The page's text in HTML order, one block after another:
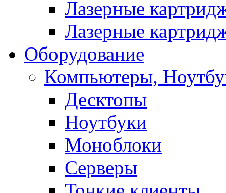
Лазерные
Лазерные
Оборудование
Компьютеры,
Десктопы
Ноутбуки
Моноблоки
Серверы